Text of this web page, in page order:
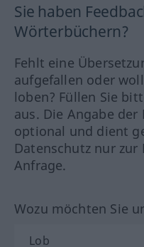
Sie haben
Wörterbüchern?
Fehlt eine
aufgefallen oder
loben? Füllen Sie
aus. Die Angabe der
optional und dient
Datenschutz nur
Anfrage.
Wozu möchten Sie